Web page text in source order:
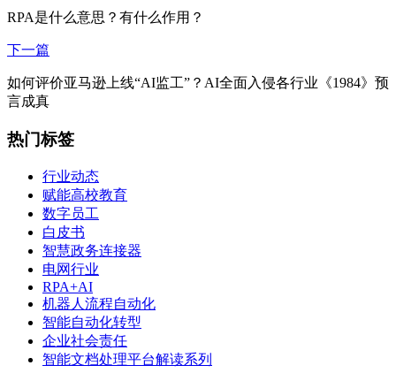
RPA是什么意思？有什么作用？
下一篇
如何评价亚马逊上线“AI监工”？AI全面入侵各行业《1984》预
言成真
热门标签
行业动态
赋能高校教育
数字员工
白皮书
智慧政务连接器
电网行业
RPA+AI
机器人流程自动化
智能自动化转型
企业社会责任
智能文档处理平台解读系列